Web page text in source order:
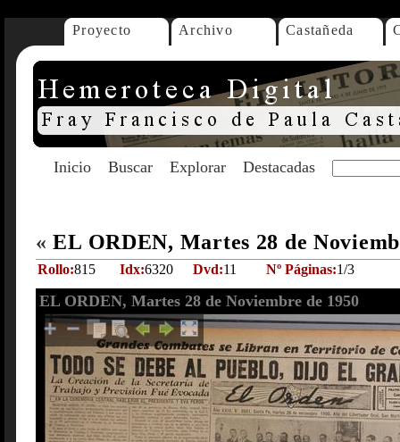
Proyecto Archivo Castañeda
Inicio Buscar Explorar Destacadas
« EL ORDEN, Martes 28 de
Rollo:815 Idx:6320 Dvd:11 Nº Páginas:1/3
EL ORDEN, Martes 28 de Noviembre de 1950